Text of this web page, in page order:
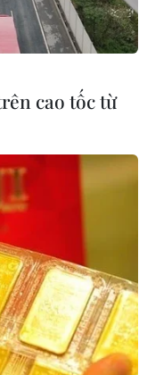
#Ca nhiễm mới
cao tốc từ